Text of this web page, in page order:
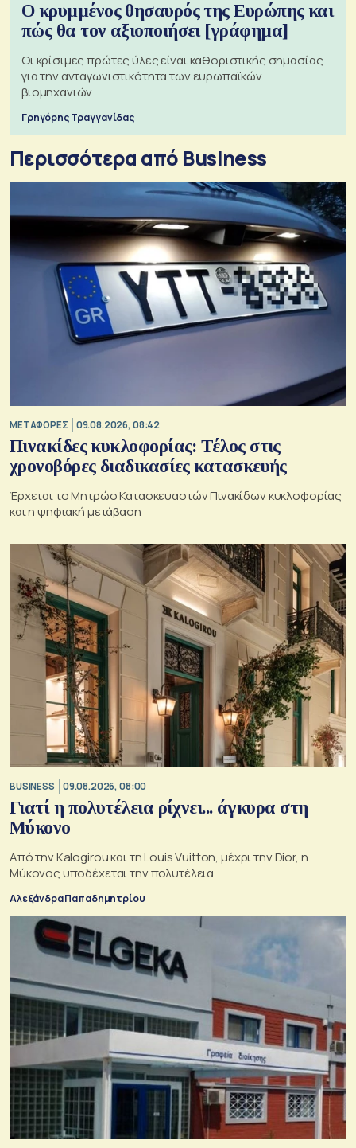
Ο κρυμμένος θησαυρός της Ευρώπης και
πώς θα τον αξιοποιήσει [γράφημα]
Οι κρίσιμες πρώτες ύλες είναι καθοριστικής σημασίας
για την ανταγωνιστικότητα των ευρωπαϊκών
βιομηχανιών
Γρηγόρης Τραγγανίδας
Περισσότερα από Business
ΜΕΤΑΦΟΡΕΣ 09.08.2026, 08:42
Πινακίδες κυκλοφορίας: Τέλος στις
χρονοβόρες διαδικασίες κατασκευής
Έρχεται το Μητρώο Κατασκευαστών Πινακίδων κυκλοφορίας
και η ψηφιακή μετάβαση
BUSINESS 09.08.2026, 08:00
Γιατί η πολυτέλεια ρίχνει... άγκυρα στη
Μύκονο
Από την Kalogirou και τη Louis Vuitton, μέχρι την Dior, η
Μύκονος υποδέχεται την πολυτέλεια
Αλεξάνδρα Παπαδημητρίου